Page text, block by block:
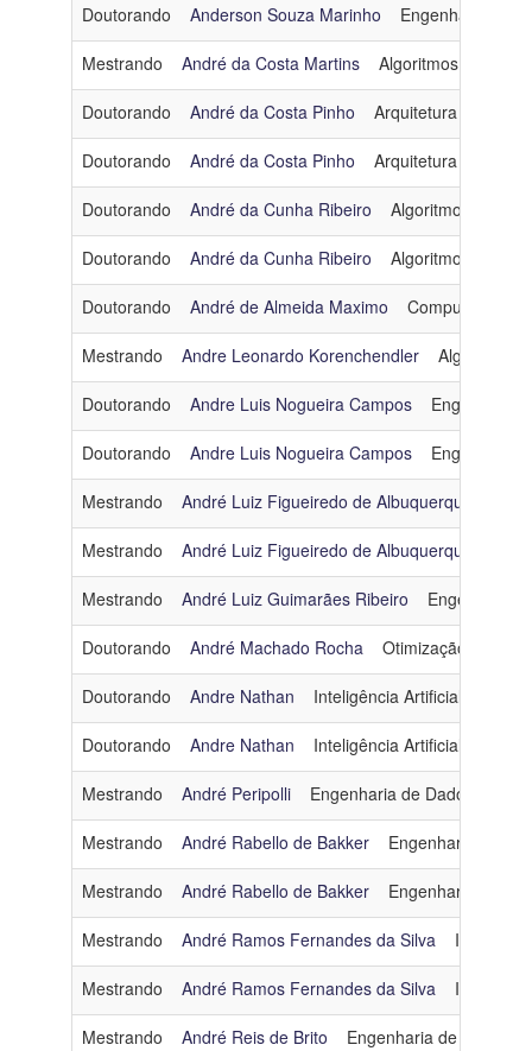
Doutorando Anderson Souza Marinho Engenharia de
Mestrando André da Costa Martins Algoritmos e
Doutorando André da Costa Pinho Arquitetura e
Doutorando André da Costa Pinho Arquitetura e
Doutorando André da Cunha Ribeiro Algoritmos e
Doutorando André da Cunha Ribeiro Algoritmos e
Doutorando André de Almeida Maximo Computação
Mestrando Andre Leonardo Korenchendler Algoritmos
Doutorando Andre Luis Nogueira Campos Engenharia
Doutorando Andre Luis Nogueira Campos Engenharia
Mestrando André Luiz Figueiredo de Albuquerque
Mestrando André Luiz Figueiredo de Albuquerque
Mestrando André Luiz Guimarães Ribeiro Engenharia
Doutorando André Machado Rocha Otimização
Doutorando Andre Nathan Inteligência Artificial
Doutorando Andre Nathan Inteligência Artificial
Mestrando André Peripolli Engenharia de Dados e
Mestrando André Rabello de Bakker Engenharia de
Mestrando André Rabello de Bakker Engenharia de
Mestrando André Ramos Fernandes da Silva
Mestrando André Ramos Fernandes da Silva
Mestrando André Reis de Brito Engenharia de Software